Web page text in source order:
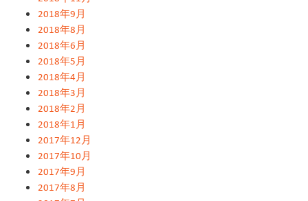
2018年9月
2018年8月
2018年6月
2018年5月
2018年4月
2018年3月
2018年2月
2018年1月
2017年12月
2017年10月
2017年9月
2017年8月